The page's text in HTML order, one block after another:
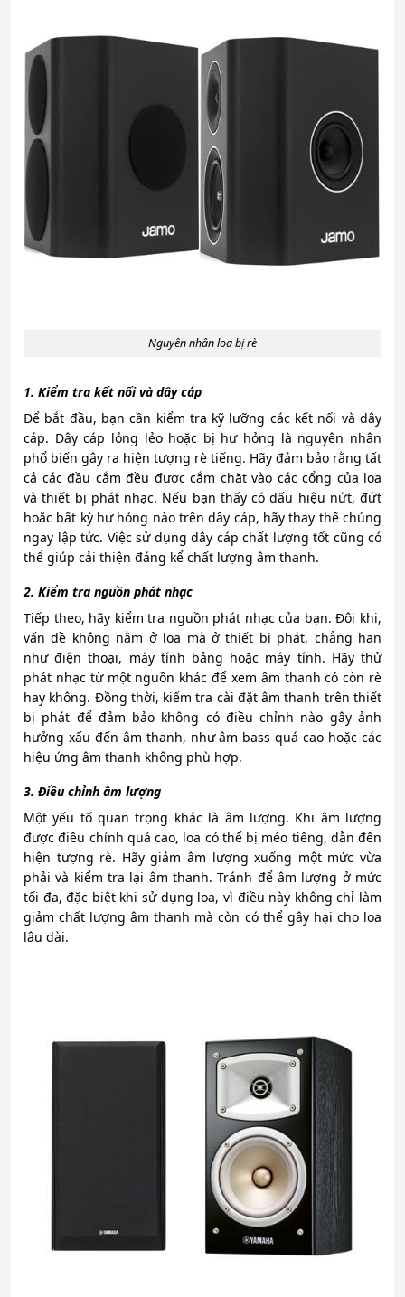
Nguyên nhân loa bị rè
1. Kiểm tra kết nối và dây cáp
Để bắt đầu, bạn cần kiểm tra kỹ lưỡng các kết nối và dây
cáp. Dây cáp lỏng lẻo hoặc bị hư hỏng là nguyên nhân
phổ biến gây ra hiện tượng rè tiếng. Hãy đảm bảo rằng tất
cả các đầu cắm đều được cắm chặt vào các cổng của loa
và thiết bị phát nhạc. Nếu bạn thấy có dấu hiệu nứt, đứt
hoặc bất kỳ hư hỏng nào trên dây cáp, hãy thay thế chúng
ngay lập tức. Việc sử dụng dây cáp chất lượng tốt cũng có
thể giúp cải thiện đáng kể chất lượng âm thanh.
2. Kiểm tra nguồn phát nhạc
Tiếp theo, hãy kiểm tra nguồn phát nhạc của bạn. Đôi khi,
vấn đề không nằm ở loa mà ở thiết bị phát, chẳng hạn
như điện thoại, máy tính bảng hoặc máy tính. Hãy thử
phát nhạc từ một nguồn khác để xem âm thanh có còn rè
hay không. Đồng thời, kiểm tra cài đặt âm thanh trên thiết
bị phát để đảm bảo không có điều chỉnh nào gây ảnh
hưởng xấu đến âm thanh, như âm bass quá cao hoặc các
hiệu ứng âm thanh không phù hợp.
3. Điều chỉnh âm lượng
Một yếu tố quan trọng khác là âm lượng. Khi âm lượng
được điều chỉnh quá cao, loa có thể bị méo tiếng, dẫn đến
hiện tượng rè. Hãy giảm âm lượng xuống một mức vừa
phải và kiểm tra lại âm thanh. Tránh để âm lượng ở mức
tối đa, đặc biệt khi sử dụng loa, vì điều này không chỉ làm
giảm chất lượng âm thanh mà còn có thể gây hại cho loa
lâu dài.